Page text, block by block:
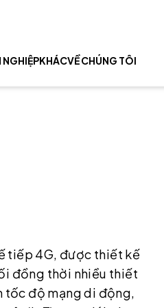
NGHIỆPKHÁCVỀ CHÚNG TÔI
tiếp 4G, được thiết kế
đồng thời nhiều thiết
tốc độ mạng di động,